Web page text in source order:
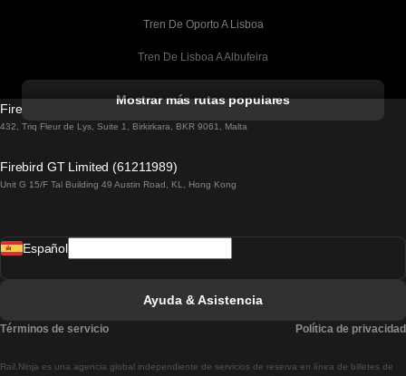
Tren De Oporto A Lisboa
Tren De Lisboa A Albufeira
Tren De Lisboa A Lagos
Tren De Lisboa A Madrid
Mostrar más rutas populares
Firebird GT Limited (OC 1451)
432, Triq Fleur de Lys, Suite 1, Birkirkara, BKR 9061, Malta
Firebird GT Limited (61211989)
Unit G 15/F Tal Building 49 Austin Road, KL, Hong Kong
Rail.Ninja es una agencia global independiente de servicios de reserva en línea de billetes de
Español
Ayuda & Asistencia
Términos de servicio Política de privacidad